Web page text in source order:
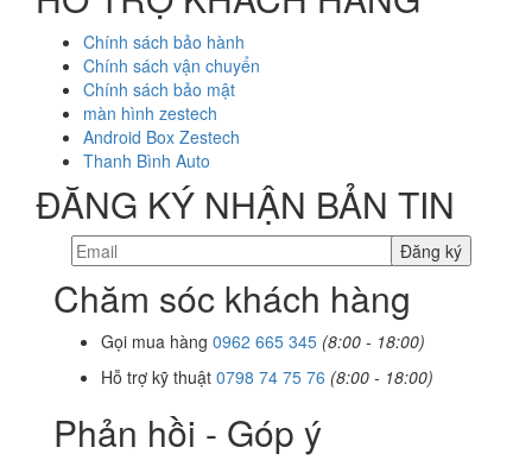
Chính sách bảo hành
Chính sách vận chuyển
Chính sách bảo mật
màn hình zestech
Android Box Zestech
Thanh Bình Auto
ĐĂNG KÝ NHẬN BẢN TIN
Chăm sóc khách hàng
Gọi mua hàng 0962 665 345 (8:00 - 18:00)
Hỗ trợ kỹ thuật 0798 74 75 76 (8:00 - 18:00)
Phản hồi - Góp ý